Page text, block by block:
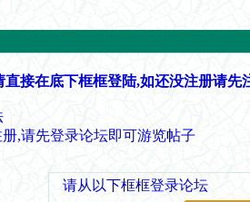
接在底下框框登陆,如还没注册请先
,请先登录论坛即可游览帖子
请从以下框框登录论坛